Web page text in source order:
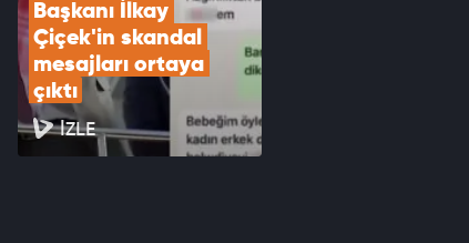
Başkanı İlkay
Çiçek'in skandal
mesajları ortaya
çıktı
İZLE